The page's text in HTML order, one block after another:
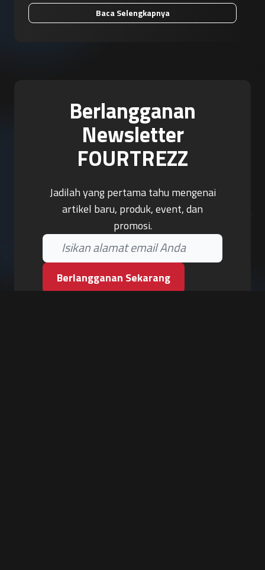
Baca Selengkapnya
Berlangganan
Newsletter
FOURTREZZ
Jadilah yang pertama tahu mengenai
artikel baru, produk, event, dan
promosi.
Berlangganan Sekarang